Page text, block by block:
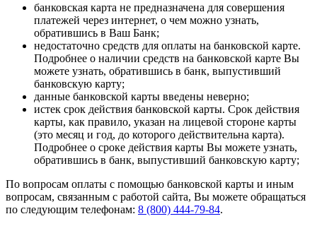
банковская карта не предназначена для совершения
платежей через интернет, о чем можно узнать,
обратившись в Ваш Банк;
недостаточно средств для оплаты на банковской карте.
Подробнее о наличии средств на банковской карте Вы
можете узнать, обратившись в банк, выпустивший
банковскую карту;
данные банковской карты введены неверно;
истек срок действия банковской карты. Срок действия
карты, как правило, указан на лицевой стороне карты
(это месяц и год, до которого действительна карта).
Подробнее о сроке действия карты Вы можете узнать,
обратившись в банк, выпустивший банковскую карту;
По вопросам оплаты с помощью банковской карты и иным
вопросам, связанным с работой сайта, Вы можете обращаться
по следующим телефонам: 8 (800) 444-79-84.